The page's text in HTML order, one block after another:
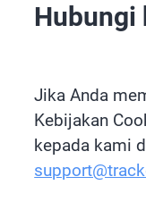
Hubungi
Jika Anda
Kebijakan
kepada kami